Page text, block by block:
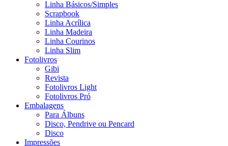
Linha Básicos/Simples
Scrapbook
Linha Acrílica
Linha Madeira
Linha Courinos
Linha Slim
Fotolivros
Gibi
Revista
Fotolivros Light
Fotolivros Pró
Embalagens
Para Álbuns
Disco, Pendrive ou Pencard
Disco
Impressões